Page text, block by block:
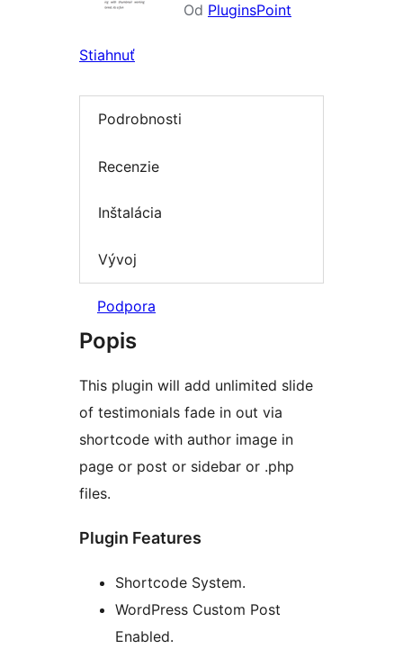
Od PluginsPoint
Stiahnuť
Podrobnosti
Recenzie
Inštalácia
Vývoj
Podpora
Popis
This plugin will add unlimited slide
of testimonials fade in out via
shortcode with author image in
page or post or sidebar or .php
files.
Plugin Features
Shortcode System.
WordPress Custom Post
Enabled.